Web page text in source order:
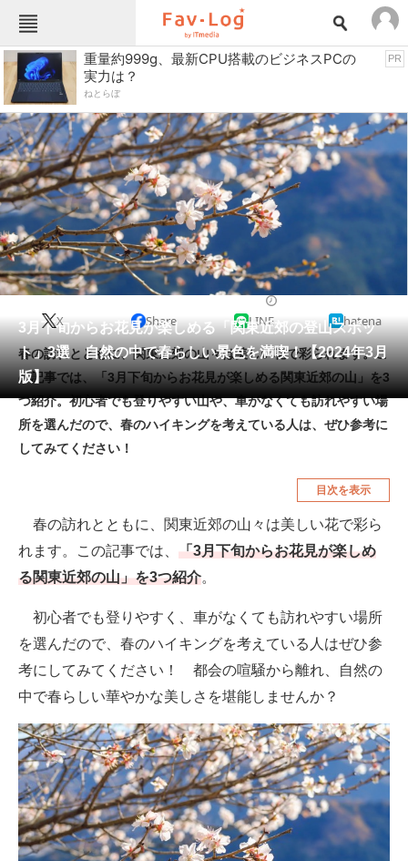
Fav-Logカテゴリー一覧
TOP
インテリア・収納 おもちゃ・ホビー
カメラ キッチン家電
キッチン用品 ゲーム
コンテンツ・サービス スイーツ・お菓子
スポーツ・レジャー スマホ・携帯電話
パソコン・タブレット ファッション
ペット 家電
工具・DIY 本・DVD・CD
生活家電 生活用品
空調・季節家電 美容・コスメ
メディア
注目記事を集めた総合ページ
スマホと通信の最新トレンド
進化するPCとデバイスの未来
好きが集まる 比べて選べる
ビジネスと働き方のヒント
AI活用のいまが分かる
重量約999g、最新CPU搭載のビジネスPCの
実力は？
ねとらぼ
PR
3月下旬からお花見が楽しめる「関東近郊の登山スポッ
ト」3選 自然の中で春らしい景色を満喫！【2024年3月
版】
X Share LINE hatena
春の訪れとともに、関東近郊の山々は美しい花で彩られます。こ
の記事では、「3月下旬からお花見が楽しめる関東近郊の山」を3
つ紹介。初心者でも登りやすい山や、車がなくても訪れやすい場
所を選んだので、春のハイキングを考えている人は、ぜひ参考に
してみてください！
目次を表示
春の訪れとともに、関東近郊の山々は美しい花で彩ら
れます。この記事では、 「3月下旬からお花見が楽しめ
る関東近郊の山」を3つ紹介。
初心者でも登りやすく、車がなくても訪れやすい場所
を選んだので、春のハイキングを考えている人はぜひ参
考にしてみてください！ 都会の喧騒から離れ、自然の
中で春らしい華やかな美しさを堪能しませんか？